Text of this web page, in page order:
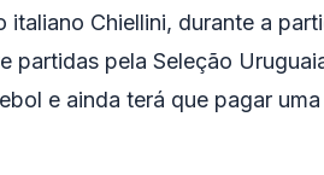
Chiellini, durante a
partidas pela Seleção
e ainda terá que pagar